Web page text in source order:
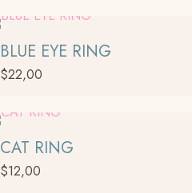
BLUE EYE RING
$22,00
CAT RING
$12,00